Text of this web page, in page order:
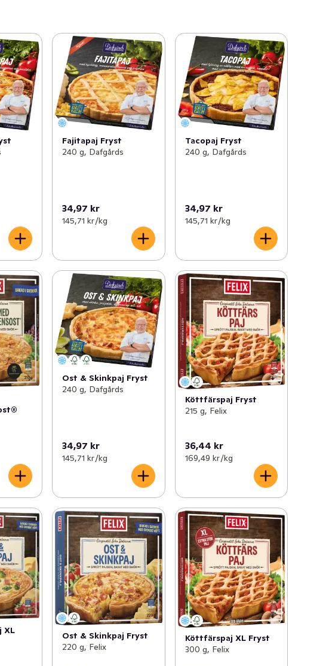
Fajitapaj Fryst
240 g, Dafgårds
34,97 kr
145,71 kr /kg
Tacopaj Fryst
240 g, Dafgårds
34,97 kr
145,71 kr /kg
Ost & Skinkpaj Fryst
240 g, Dafgårds
34,97 kr
145,71 kr /kg
Köttfärspaj Fryst
215 g, Felix
36,44 kr
169,49 kr /kg
XL
Ost & Skinkpaj Fryst
220 g, Felix
Köttfärspaj XL Fryst
300 g, Felix